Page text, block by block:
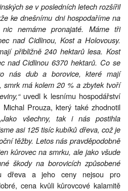
se v posledních letech rozšířil
ke dnešnímu dni hospodaříme na
nemáme pronajaté. Máme tři
nad Cidlinou, Kost a Holovousy.
přibližně 240 hektarů lesa. Kost
nad Cidlinou 6370 hektarů. Co se
nás dub a borovice, které mají
smrk má kolem 20 % a zbytek tvoří
uvedl k lesnímu hospodářství
Prouza, který také zhodnotil
všechny, tak i nás postihla
asi 125 tisíc kubíků dřeva, což je
těžby. Letos nás pravděpodobně
kůrovec na smrku, ale jako všude
škody na borovicích způsobené
dřeva a jeho ceny nejsou pro
cena kvůli kůrovcové kalamitě